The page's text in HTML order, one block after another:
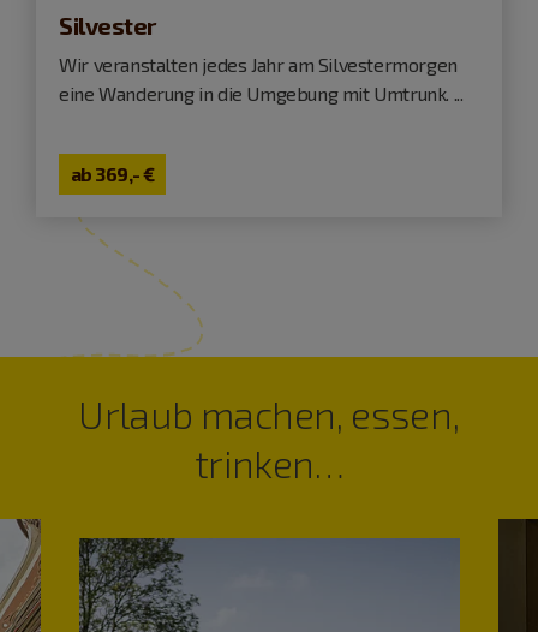
Silvester
Wir veranstalten jedes Jahr am Silvestermorgen
eine Wanderung in die Umgebung mit Umtrunk. ...
ab 369,- €
Urlaub machen, essen,
trinken…